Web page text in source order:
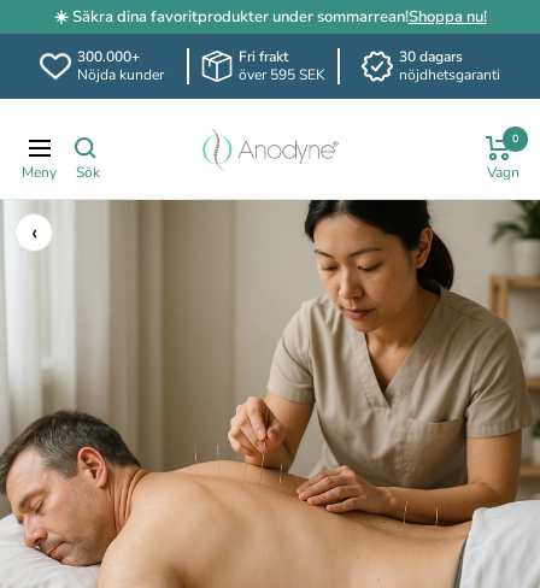
☀️ Säkra dina favoritprodukter under sommarrean!Shoppa nu!
300.000+
Nöjda kunder
Fri frakt
över 595 SEK
30 dagars
nöjdhetsgaranti
innehållet
Navigering
Anodyne.se 0
‹